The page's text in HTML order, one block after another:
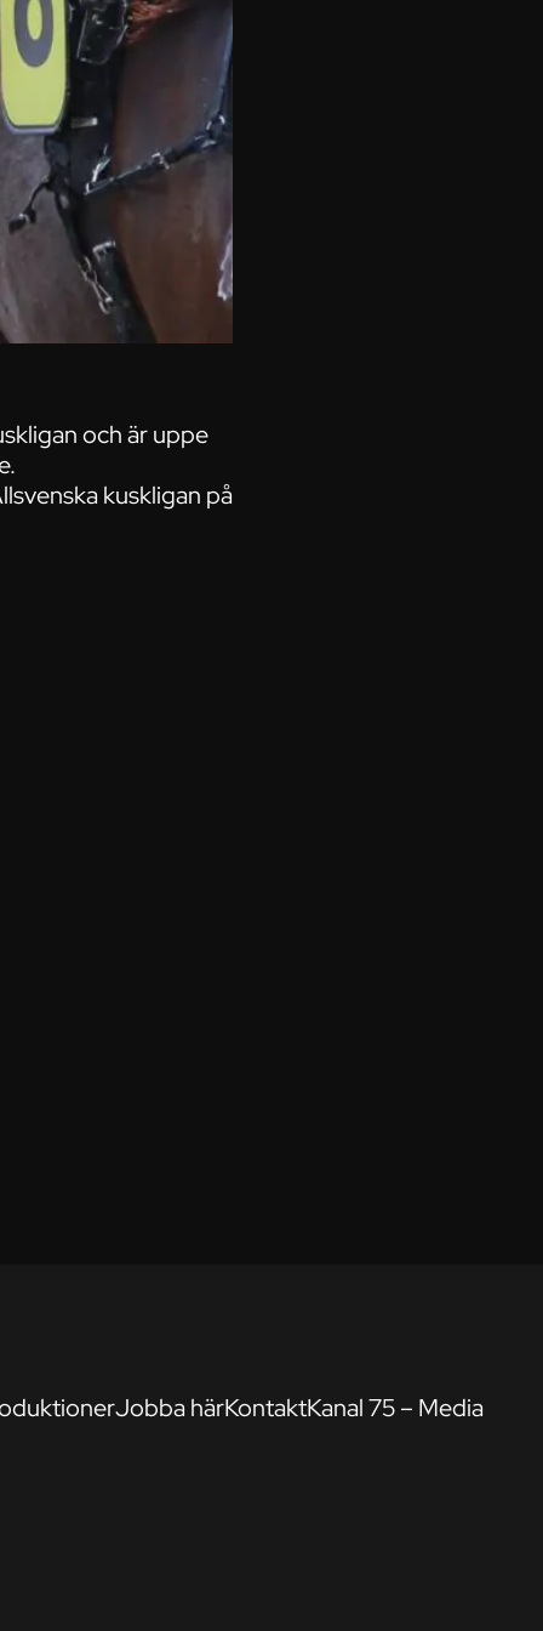
och är uppe
kuskligan på
Jobba härKontaktKanal 75 – Media